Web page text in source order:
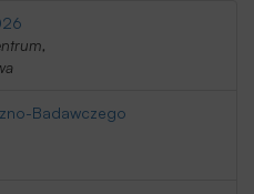
Badawczego